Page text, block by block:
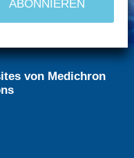
von Medichron